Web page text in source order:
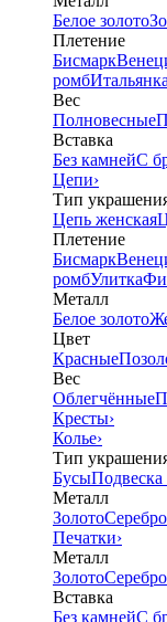
Белое золото
Плетение
Бисмарк
ромбИтальянка
Вес
Полновесные
Вставка
Без камнейС
Цепи›
Тип
Цепь женская
Плетение
Бисмарк
ромбУлитка
Металл
Белое золото
Цвет
Красные
Вес
Облегчённые
Кресты›
Колье›
Тип
БусыПодвеска
Металл
ЗолотоСеребро
Печатки›
Металл
ЗолотоСеребро
Вставка
Без камнейС